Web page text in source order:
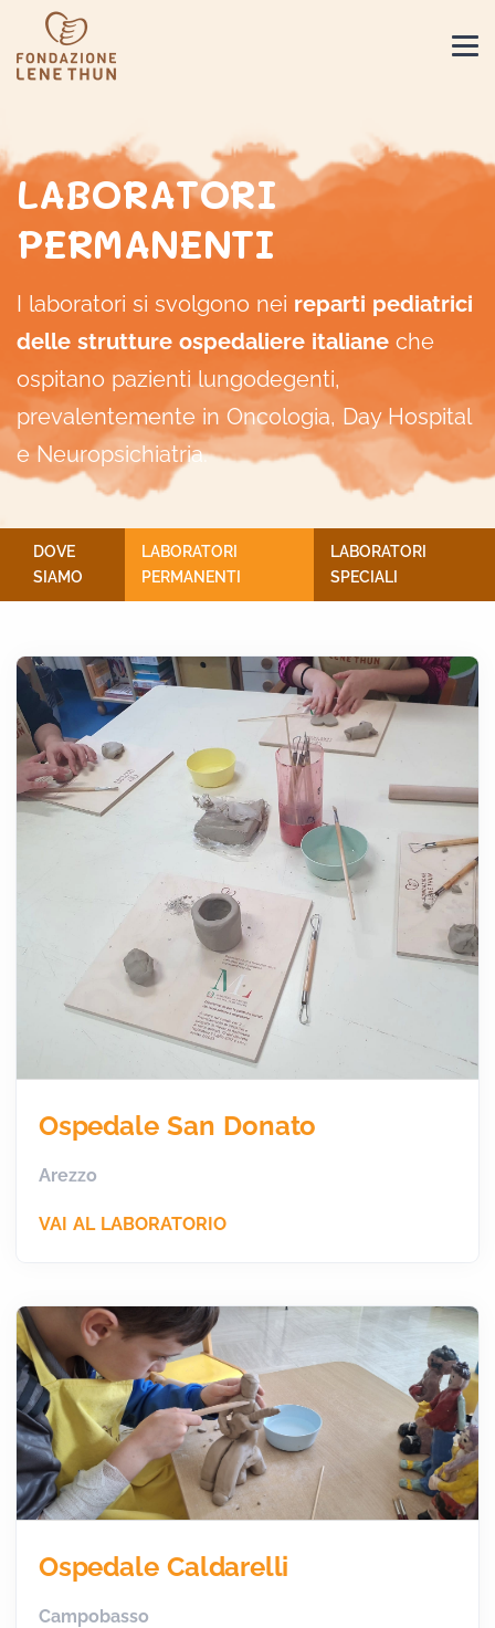
LABORATORI
PERMANENTI
I laboratori si svolgono nei reparti pediatrici
delle strutture ospedaliere italiane che
ospitano pazienti lungodegenti,
prevalentemente in Oncologia, Day Hospital
e Neuropsichiatria.
DOVE
SIAMO
LABORATORI
PERMANENTI
LABORATORI
SPECIALI
Ospedale San Donato
Arezzo
VAI AL LABORATORIO
Ospedale Caldarelli
Campobasso